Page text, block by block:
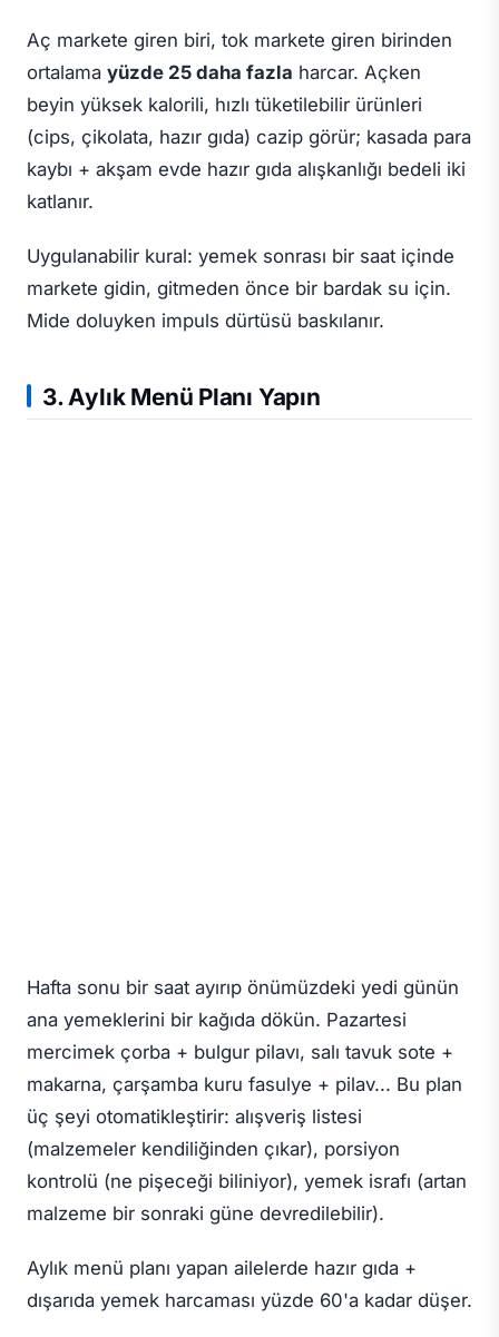
Aç markete giren biri, tok markete giren birinden
ortalama yüzde 25 daha fazla harcar. Açken
beyin yüksek kalorili, hızlı tüketilebilir ürünleri
(cips, çikolata, hazır gıda) cazip görür; kasada para
kaybı + akşam evde hazır gıda alışkanlığı bedeli iki
katlanır.
Uygulanabilir kural: yemek sonrası bir saat içinde
markete gidin, gitmeden önce bir bardak su için.
Mide doluyken impuls dürtüsü baskılanır.
3. Aylık Menü Planı Yapın
Hafta sonu bir saat ayırıp önümüzdeki yedi günün
ana yemeklerini bir kağıda dökün. Pazartesi
mercimek çorba + bulgur pilavı, salı tavuk sote +
makarna, çarşamba kuru fasulye + pilav... Bu plan
üç şeyi otomatikleştirir: alışveriş listesi
(malzemeler kendiliğinden çıkar), porsiyon
kontrolü (ne pişeceği biliniyor), yemek israfı (artan
malzeme bir sonraki güne devredilebilir).
Aylık menü planı yapan ailelerde hazır gıda +
dışarıda yemek harcaması yüzde 60'a kadar düşer.